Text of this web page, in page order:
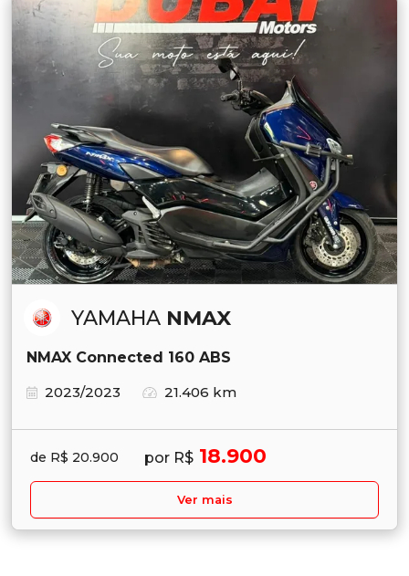
YAMAHA NMAX
NMAX Connected 160 ABS
2023/2023
21.406 km
de R$ 20.900 por R$ 18.900
Ver mais